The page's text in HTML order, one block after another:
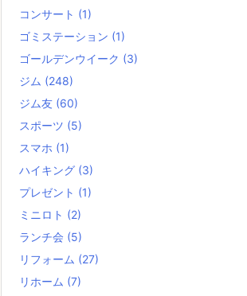
コンサート (1)
ゴミステーション (1)
ゴールデンウイーク (3)
ジム (248)
ジム友 (60)
スポーツ (5)
スマホ (1)
ハイキング (3)
プレゼント (1)
ミニロト (2)
ランチ会 (5)
リフォーム (27)
リホーム (7)